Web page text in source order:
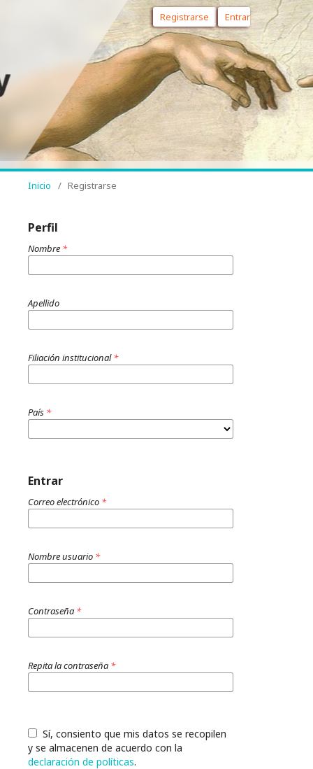
Registrarse Entrar
Inicio / Registrarse
Perfil
Nombre *
Apellido
Filiación institucional*
País *
Entrar
Correo electrónico *
Nombre usuario *
Contraseña *
Repita la contraseña *
y se almacenen de acuerdo con la
declaración de políticas.